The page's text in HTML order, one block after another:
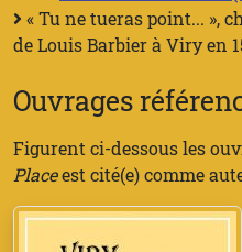
« Tu ne tueras point... »,
de Louis Barbier à Viry en
Ouvrages
Figurent ci-dessous les
Placeest cité(e) comme